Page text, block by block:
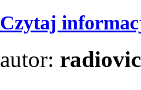
Czytaj
autor: